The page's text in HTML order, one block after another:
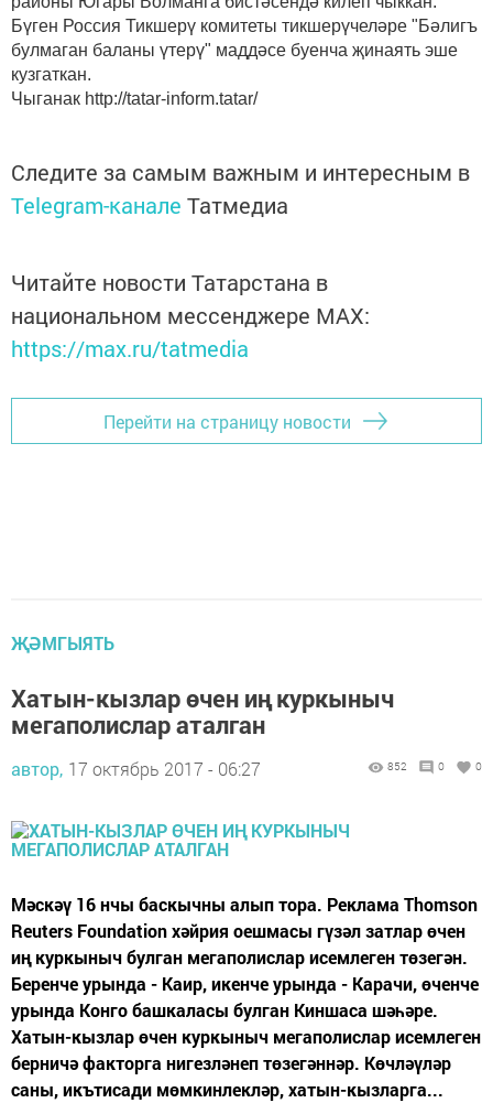
Бүген Россия Тикшерү комитеты тикшерүчеләре "Бәлигъ
булмаган баланы үтерү" маддәсе буенча җинаять эше
кузгаткан.
Чыганак http://tatar-inform.tatar/
Следите за самым важным и интересным в
Telegram-канале Татмедиа
Читайте новости Татарстана в
национальном мессенджере MАХ:
https://max.ru/tatmedia
Перейти на страницу новости
ҖӘМГЫЯТЬ
Хатын-кызлар өчен иң куркыныч
мегаполислар аталган
автор, 17 октябрь 2017 - 06:27 852 0 0
Мәскәү 16 нчы баскычны алып тора. Реклама Thomson
Reuters Foundation хәйрия оешмасы гүзәл затлар өчен
иң куркыныч булган мегаполислар исемлеген төзегән.
Беренче урында - Каир, икенче урында - Карачи, өченче
урында Конго башкаласы булган Киншаса шәһәре.
Хатын-кызлар өчен куркыныч мегаполислар исемлеген
берничә факторга нигезләнеп төзегәннәр. Көчләүләр
саны, икътисади мөмкинлекләр, хатын-кызларга...